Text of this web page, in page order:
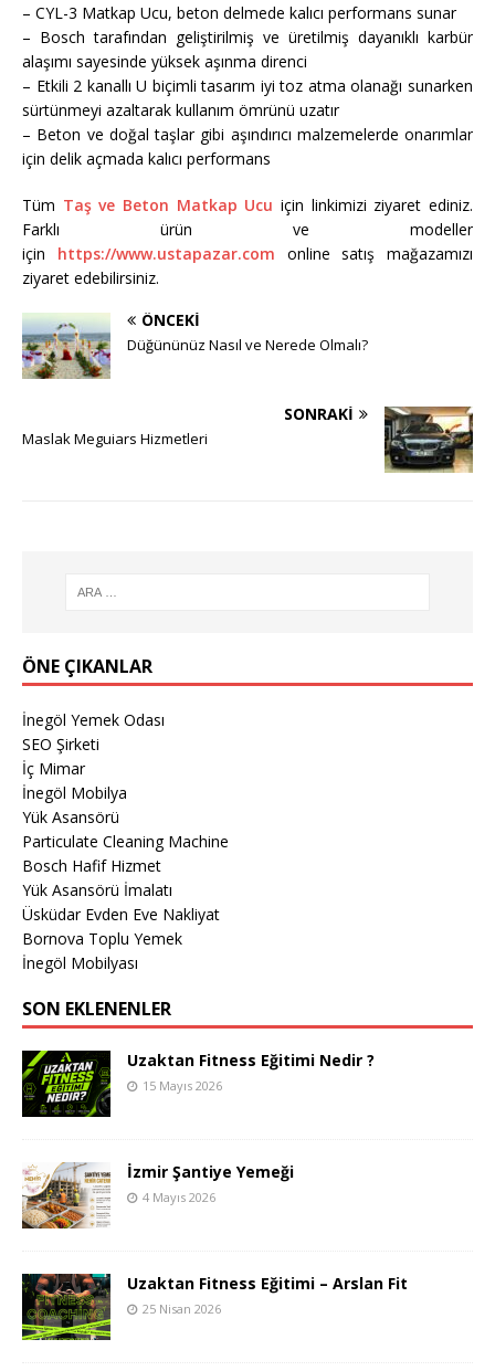
– CYL-3 Matkap Ucu, beton delmede kalıcı performans sunar
– Bosch tarafından geliştirilmiş ve üretilmiş dayanıklı karbür
alaşımı sayesinde yüksek aşınma direnci
– Etkili 2 kanallı U biçimli tasarım iyi toz atma olanağı sunarken
sürtünmeyi azaltarak kullanım ömrünü uzatır
– Beton ve doğal taşlar gibi aşındırıcı malzemelerde onarımlar
için delik açmada kalıcı performans
Tüm Taş ve Beton Matkap Ucu için linkimizi ziyaret ediniz.
Farklı ürün ve modeller
için https://www.ustapazar.com online satış mağazamızı
ziyaret edebilirsiniz.
ÖNCEKI
Düğününüz Nasıl ve Nerede Olmalı?
SONRAKI
Maslak Meguiars Hizmetleri
ÖNE ÇIKANLAR
İnegöl Yemek Odası
SEO Şirketi
İç Mimar
İnegöl Mobilya
Yük Asansörü
Particulate Cleaning Machine
Bosch Hafif Hizmet
Yük Asansörü İmalatı
Üsküdar Evden Eve Nakliyat
Bornova Toplu Yemek
İnegöl Mobilyası
SON EKLENENLER
Uzaktan Fitness Eğitimi Nedir ?
15 Mayıs 2026
İzmir Şantiye Yemeği
4 Mayıs 2026
Uzaktan Fitness Eğitimi – Arslan Fit
25 Nisan 2026